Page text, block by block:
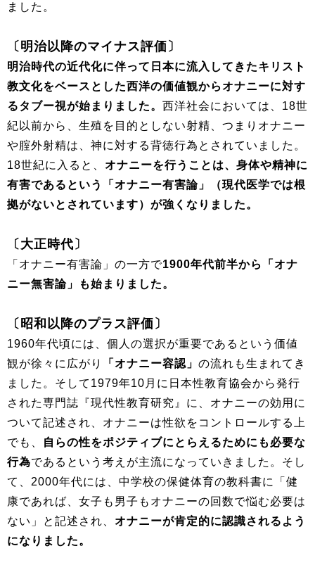
ました。
〔明治以降のマイナス評価〕
明治時代の近代化に伴って日本に流入してきたキリスト
教文化をベースとした西洋の価値観からオナニーに対す
るタブー視が始まりました。 西洋社会においては、18世
紀以前から、生殖を目的としない射精、つまりオナニー
や腟外射精は、神に対する背徳行為とされていました。
18世紀に入ると、 オナニーを行うことは、身体や精神に
有害であるという「オナニー有害論」（現代医学では根
拠がないとされています）が強くなりました。
〔大正時代〕
「オナニー有害論」の一方で1900年代前半から「オナ
ニー無害論」も始まりました。
〔昭和以降のプラス評価〕
1960年代頃には、個人の選択が重要であるという価値
観が徐々に広がり
「オナニー容認」 の流れも生まれてき
ました。そして1979年10月に日本性教育協会から発行
された専門誌『現代性教育研究』に、オナニーの効用に
ついて記述され、オナニーは性欲をコントロールする上
でも、
自らの性をポジティブにとらえるためにも必要な
行為であるという考えが主流になっていきました。そし
て、2000年代には、中学校の保健体育の教科書に「健
康であれば、女子も男子もオナニーの回数で悩む必要は
ない」と記述され、 オナニーが肯定的に認識されるよう
になりました。